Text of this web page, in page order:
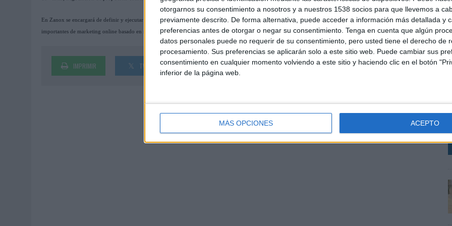
otorgarnos su consentimiento a nosotros y a nuestros 1538 socios para que llevemos a
previamente descrito. De forma alternativa, puede acceder a información más detallada y
preferencias antes de otorgar o negar su consentimiento. Tenga en cuenta que algún
datos personales puede no requerir de su consentimiento, pero usted tiene el derecho de
procesamiento. Sus preferencias se aplicarán solo a este sitio web. Puede cambiar sus
consentimiento en cualquier momento volviendo a este sitio y haciendo clic en el botón
inferior de la página web.
MÁS OPCIONES ACEPTO
En Zanox se encargará de definir y ejecutar el plan comercial del área de Nuevo Negocio. "Para mi es todo un placer haber entrado en una de las empresas más
importantes de marketing online basado en resultados de Europa y confío en poder contribuir a su crecimiento en los próximos años", comenta Alfonso Serrano.
IMPRIMIR TWEET SHARE SHARE ENVIAR PIN